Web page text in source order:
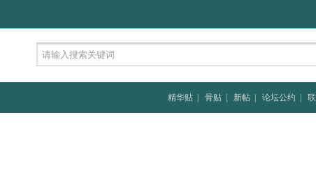
精华贴 骨贴 新帖 论坛公约